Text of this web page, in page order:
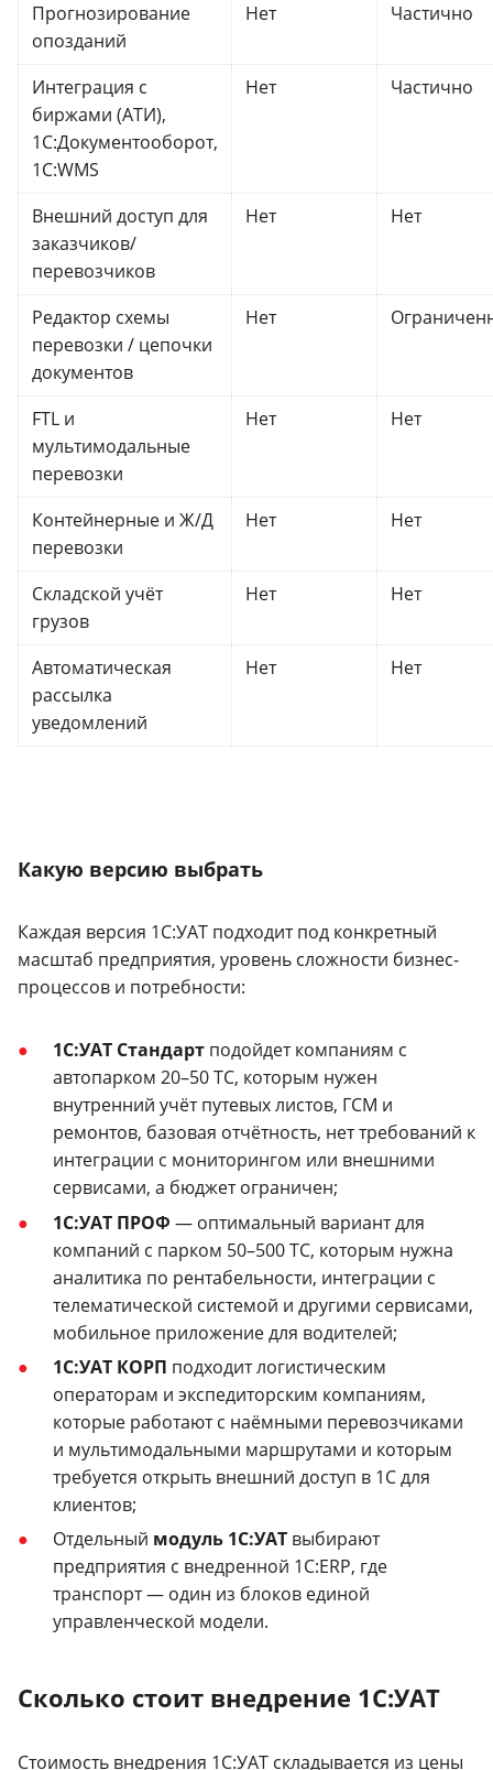
Прогнозирование
опозданий
Нет Частично
Интеграция с
биржами (АТИ),
1С:Документооборот,
1С:WMS
Нет Частично
Внешний доступ для
заказчиков/
перевозчиков
Нет Нет
Редактор схемы
перевозки / цепочки
документов
Нет
FTL и
мультимодальные
перевозки
Нет Нет
Контейнерные и Ж/Д
перевозки
Нет Нет
Складской учёт
грузов
Нет Нет
Автоматическая
рассылка
уведомлений
Нет Нет
Какую версию выбрать
Каждая версия 1С:УАТ подходит под конкретный
масштаб предприятия, уровень сложности бизнес-
процессов и потребности:
1С:УАТ Стандарт подойдет компаниям с
автопарком 20–50 ТС, которым нужен
внутренний учёт путевых листов, ГСМ и
ремонтов, базовая отчётность, нет требований к
интеграции с мониторингом или внешними
сервисами, а бюджет ограничен;
1С:УАТ ПРОФ — оптимальный вариант для
компаний с парком 50–500 ТС, которым нужна
аналитика по рентабельности, интеграции с
телематической системой и другими сервисами,
мобильное приложение для водителей;
1С:УАТ КОРП подходит логистическим
операторам и экспедиторским компаниям,
которые работают с наёмными перевозчиками
и мультимодальными маршрутами и которым
требуется открыть внешний доступ в 1С для
клиентов;
Отдельный модуль 1С:УАТ выбирают
предприятия с внедренной 1С:ERP, где
транспорт — один из блоков единой
управленческой модели.
Сколько стоит внедрение 1С:УАТ
Стоимость внедрения 1С:УАТ складывается из цены